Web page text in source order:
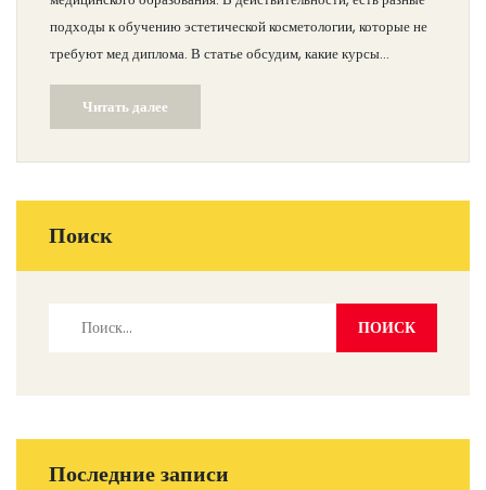
подходы к обучению эстетической косметологии, которые не
требуют мед диплома. В статье обсудим, какие курсы
доступны, чему они учат и как построить успешную карьеру
без медицинского фундамента.
Читать далее
Поиск
Последние записи